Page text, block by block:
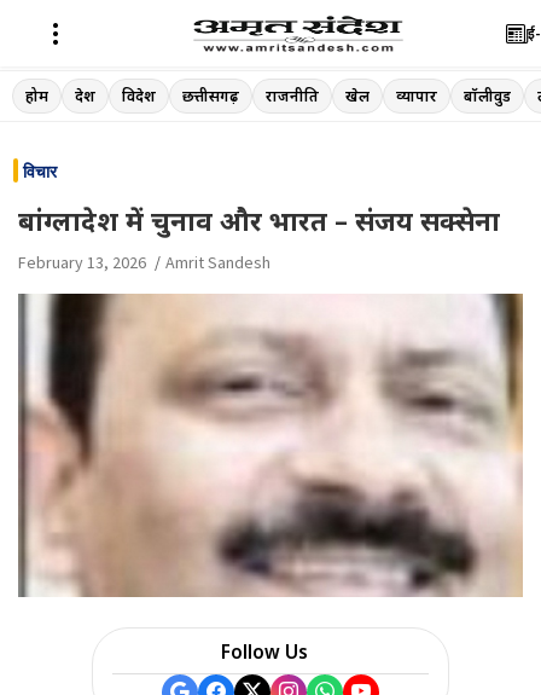
Skip
to
होम देश विदेश छत्तीसगढ़ राजनीति खेल व्यापार बॉलीवुड
विचार
बांग्लादेश में चुनाव और भारत – संजय सक्सेना
February 13, 2026 Amrit Sandesh
Follow Us